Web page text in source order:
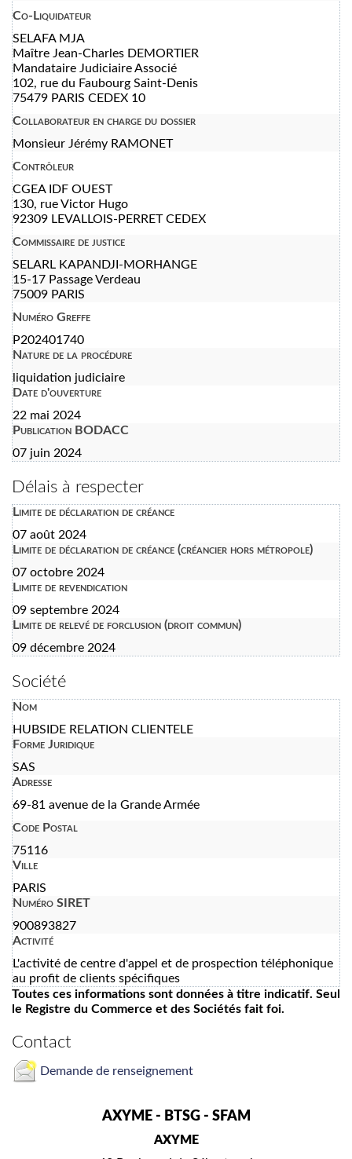
Co-Liquidateur
SELAFA MJA
Maître Jean-Charles DEMORTIER
Mandataire Judiciaire Associé
102, rue du Faubourg Saint-Denis
75479 PARIS CEDEX 10
Collaborateur en charge du dossier
Monsieur Jérémy RAMONET
Contrôleur
CGEA IDF OUEST
130, rue Victor Hugo
92309 LEVALLOIS-PERRET CEDEX
Commissaire de justice
SELARL KAPANDJI-MORHANGE
15-17 Passage Verdeau
75009 PARIS
Numéro Greffe
P202401740
Nature de la procédure
liquidation judiciaire
Date d'ouverture
22 mai 2024
Publication BODACC
07 juin 2024
Délais à respecter
Limite de déclaration de créance
07 août 2024
Limite de déclaration de créance (créancier hors métropole)
07 octobre 2024
Limite de revendication
09 septembre 2024
Limite de relevé de forclusion (droit commun)
09 décembre 2024
Société
Nom
HUBSIDE RELATION CLIENTELE
Forme Juridique
SAS
Adresse
69-81 avenue de la Grande Armée
Code Postal
75116
Ville
PARIS
Numéro SIRET
900893827
Activité
L'activité de centre d'appel et de prospection téléphonique
au profit de clients spécifiques
Toutes ces informations sont données à titre indicatif. Seul
le Registre du Commerce et des Sociétés fait foi.
Contact
Demande de renseignement
AXYME - BTSG - SFAM
AXYME